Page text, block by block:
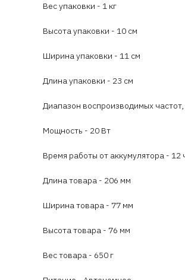
Вес упаковки - 1 кг
Высота упаковки - 10 см
Ширина упаковки - 11 см
Длина упаковки - 23 см
Диапазон воспроизводимых
Мощность - 20 Вт
Время работы от аккумулятора - 12
Длина товара - 206 мм
Ширина товара - 77 мм
Высота товара - 76 мм
Вес товара - 650 г